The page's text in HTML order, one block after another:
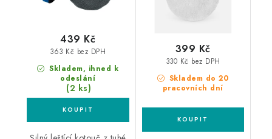
Skladem, ihned k
odeslání
(2 ks)
363 Kč bez DPH
439 Kč
Skladem do 20
pracovních dní
330 Kč bez DPH
399 Kč